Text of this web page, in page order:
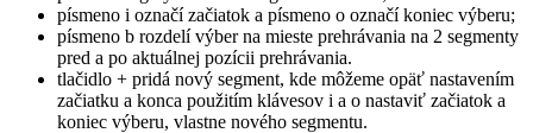
písmeno i označí začiatok a písmeno o označí koniec výberu;
písmeno b rozdelí výber na mieste prehrávania na 2 segmenty
pred a po aktuálnej pozícii prehrávania.
tlačidlo + pridá nový segment, kde môžeme opäť nastavením
začiatku a konca použitím klávesov i a o nastaviť začiatok a
koniec výberu, vlastne nového segmentu.